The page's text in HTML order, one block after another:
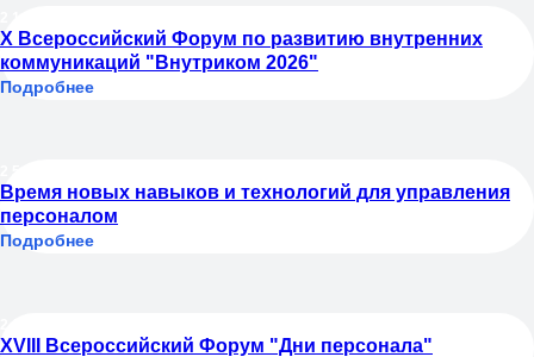
X Всероссийский Форум по развитию внутренних
коммуникаций "Внутриком 2026"
Подробнее
Время новых навыков и технологий для управления
персоналом
Подробнее
XVIII Всероссийский Форум "Дни персонала"